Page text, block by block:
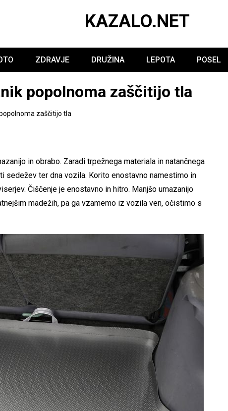
KAZALO.NET
ZDRAVJE DRUŽINA LEPOTA POSEL
popolnoma zaščitijo tla
zaščitijo tla
in obrabo. Zaradi trpežnega materiala in natančnega
sedežev ter dna vozila. Korito enostavno namestimo in
Čiščenje je enostavno in hitro. Manjšo umazanijo
madežih, pa ga vzamemo iz vozila ven, očistimo s